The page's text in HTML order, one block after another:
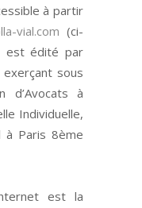
à partir
vial.com (ci-
est édité par
exerçant sous
d’Avocats à
Individuelle,
à Paris 8ème
est la